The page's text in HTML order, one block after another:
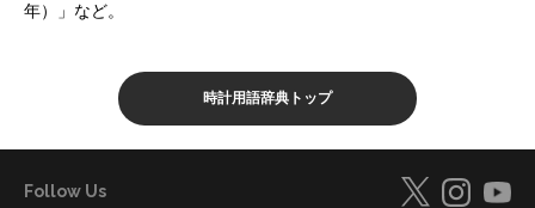
年）」など。
時計用語辞典トップ
Follow Us